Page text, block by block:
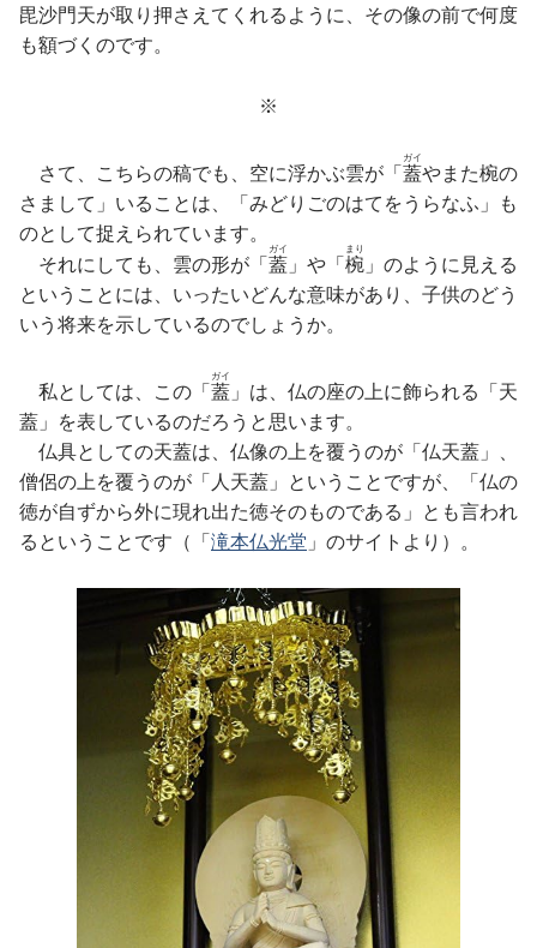
毘沙門天が取り押さえてくれるように、その像の前で何度
も額づくのです。
※
さて、こちらの稿でも、空に浮かぶ雲が「 蓋
ガイ
やまた椀の
さまして」いることは、「みどりごのはてをうらなふ」も
のとして捉えられています。
それにしても、雲の形が「 蓋
ガイ
」や「 椀
まり
」のように見える
ということには、いったいどんな意味があり、子供のどう
いう将来を示しているのでしょうか。
私としては、この「 蓋
ガイ
」は、仏の座の上に飾られる「天
蓋」を表しているのだろうと思います。
仏具としての天蓋は、仏像の上を覆うのが「仏天蓋」、
僧侶の上を覆うのが「人天蓋」ということですが、「仏の
徳が自ずから外に現れ出た徳そのものである」とも言われ
るということです（「 滝本仏光堂 」のサイトより）。